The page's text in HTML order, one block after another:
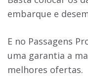
embarque e
E no Passagens
uma garantia a
melhores ofertas.